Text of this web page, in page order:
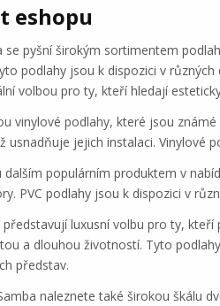
eshopu
se pyšní širokým sortimentem
podlahy jsou k dispozici v
volbou pro ty, kteří hledají
vinylové podlahy, které jsou
usnadňuje jejich instalaci. Vinylové
dalším populárním produktem v
PVC podlahy jsou k dispozici v
luxusní volbu pro ty,
a dlouhou životností. Tyto
představ.
naleznete také širokou škálu